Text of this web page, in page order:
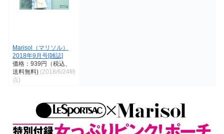
Marisol（マリソル）
2018年9月号[雑誌]
価格：939円（税込、
送料無料) (2018/6/24時
点)